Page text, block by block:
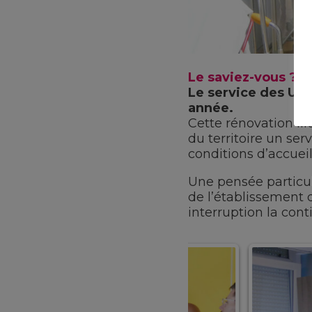
Le saviez-vous ?
Le service des
année.
Cette rénovation
du territoire un
conditions
Une pensée
de l’établissement
interruption la